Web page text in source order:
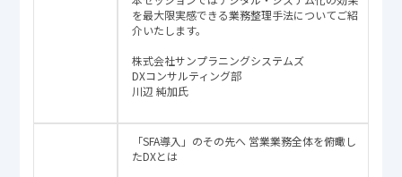
を最大限実感できる業務整理手法についてご紹
介いたします。
株式会社サンプラニングシステムズ
DXコンサルティング部
川辺 純加氏
「SFA導入」のその先へ 営業業務全体を俯瞰し
たDXとは